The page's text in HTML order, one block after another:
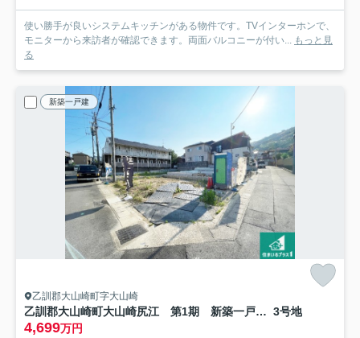
使い勝手が良いシステムキッチンがある物件です。TVインターホンで、
モニターから来訪者が確認できます。両面バルコニーが付い... もっと見
る
新築一戸建
乙訓郡大山崎町字大山崎
乙訓郡大山崎町大山崎尻江 第1期 新築一戸建て 3号地
4,699万円